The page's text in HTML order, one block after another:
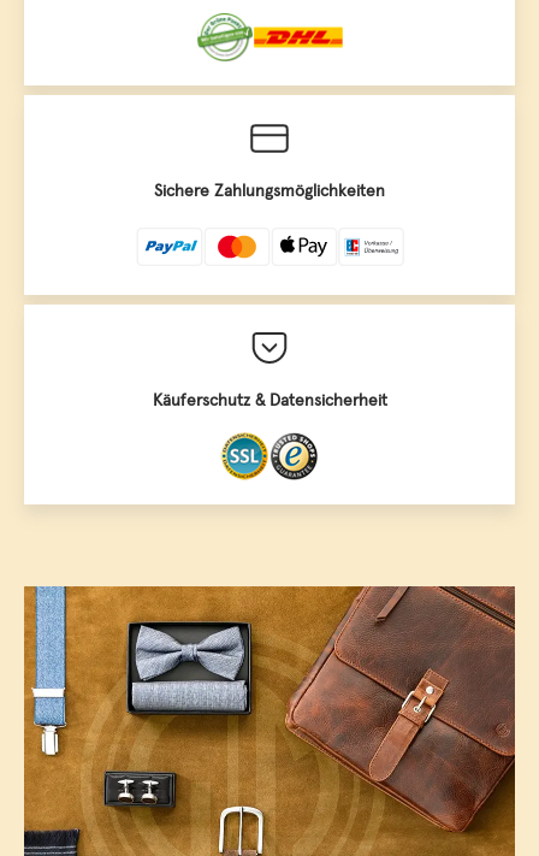
Sichere Zahlungsmöglichkeiten
Käuferschutz & Datensicherheit